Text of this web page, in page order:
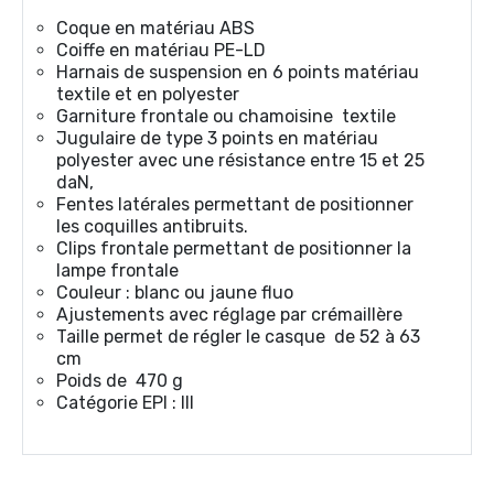
Coque en matériau ABS
Coiffe en matériau PE-LD
Harnais de suspension en 6 points matériau
textile et en polyester
Garniture frontale ou chamoisine textile
Jugulaire de type 3 points en matériau
polyester avec une résistance entre 15 et 25
daN,
Fentes latérales permettant de positionner
les coquilles antibruits.
Clips frontale permettant de positionner la
lampe frontale
Couleur : blanc ou jaune fluo
Ajustements avec réglage par crémaillère
Taille permet de régler le casque de 52 à 63
cm
Poids de 470 g
Catégorie EPI : III